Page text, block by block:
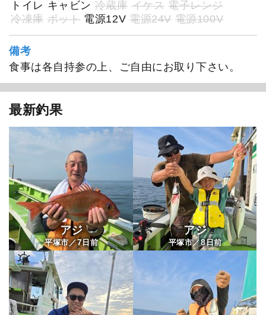
トイレ キャビン 冷蔵庫 イケス 電子レンジ
冷凍庫 ポット 電源12V 電源24V 電源100V
備考
食事は各自持参の上、ご自由にお取り下さい。
最新釣果
アジ
平塚市／7日前
アジ
平塚市／8日前